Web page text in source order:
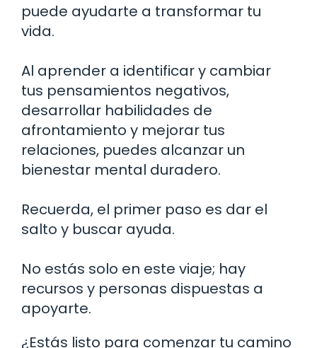
puede ayudarte a transformar tu
vida.
Al aprender a identificar y cambiar
tus pensamientos negativos,
desarrollar habilidades de
afrontamiento y mejorar tus
relaciones, puedes alcanzar un
bienestar mental duradero.
Recuerda, el primer paso es dar el
salto y buscar ayuda.
No estás solo en este viaje; hay
recursos y personas dispuestas a
apoyarte.
¿Estás listo para comenzar tu camino